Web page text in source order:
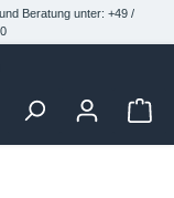
Beratung unter: +49 /